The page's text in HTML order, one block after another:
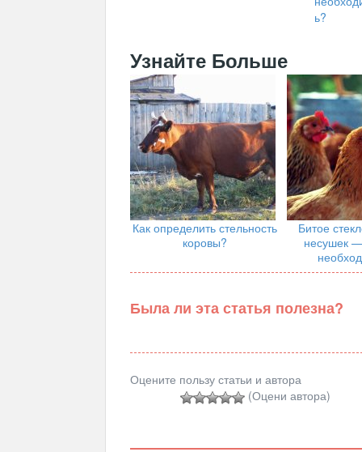
ь?
Узнайте Больше
Как определить стельность
коровы?
Битое
несушек
Была ли эта статья полезна?
Оцените пользу статьи и автора
(Оцени автора)